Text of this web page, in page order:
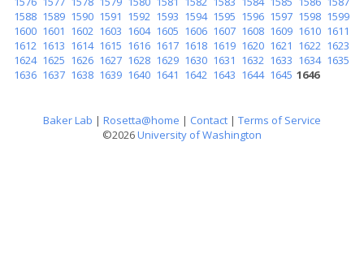
1588 1589 1590 1591 1592 1593 1594 1595 1596 1597 1598 1599
1600 1601 1602 1603 1604 1605 1606 1607 1608 1609 1610 1611
1612 1613 1614 1615 1616 1617 1618 1619 1620 1621 1622 1623
1624 1625 1626 1627 1628 1629 1630 1631 1632 1633 1634 1635
1636 1637 1638 1639 1640 1641 1642 1643 1644 1645 1646
Baker Lab | Rosetta@home | Contact | Terms of Service
©2026University of Washington